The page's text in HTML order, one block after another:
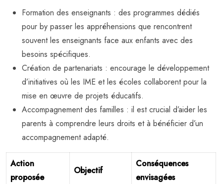
Formation des enseignants : des programmes dédiés
pour by passer les appréhensions que rencontrent
souvent les enseignants face aux enfants avec des
besoins spécifiques.
Création de partenariats : encourage le développement
d’initiatives où les IME et les écoles collaborent pour la
mise en œuvre de projets éducatifs.
Accompagnement des familles : il est crucial d’aider les
parents à comprendre leurs droits et à bénéficier d’un
accompagnement adapté.
Action
proposée
Objectif
Conséquences
envisagées